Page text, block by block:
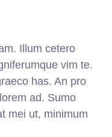
Illum cetero
vim te.
has. An pro
ad. Sumo
mei ut, minimum